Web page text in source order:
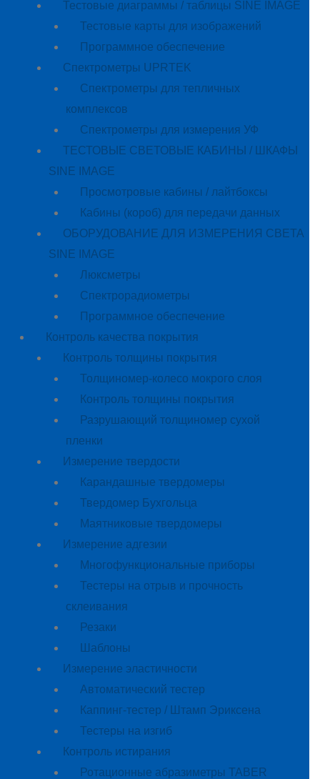
Тестовые диаграммы / таблицы SINE IMAGE
Тестовые карты для изображений
Программное обеспечение
Спектрометры UPRTEK
Спектрометры для тепличных
комплексов
Спектрометры для измерения УФ
ТЕСТОВЫЕ СВЕТОВЫЕ КАБИНЫ / ШКАФЫ
SINE IMAGE
Просмотровые кабины / лайтбоксы
Кабины (короб) для передачи данных
ОБОРУДОВАНИЕ ДЛЯ ИЗМЕРЕНИЯ СВЕТА
SINE IMAGE
Люксметры
Спектрорадиометры
Программное обеспечение
Контроль качества покрытия
Контроль толщины покрытия
Толщиномер-колесо мокрого слоя
Контроль толщины покрытия
Разрушающий толщиномер сухой
пленки
Измерение твердости
Карандашные твердомеры
Твердомер Бухгольца
Маятниковые твердомеры
Измерение адгезии
Многофункциональные приборы
Тестеры на отрыв и прочность
склеивания
Резаки
Шаблоны
Измерение эластичности
Автоматический тестер
Каппинг-тестер / Штамп Эриксена
Тестеры на изгиб
Контроль истирания
Ротационные абразиметры TABER